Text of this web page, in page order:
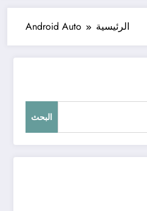
الرئيسية Android Auto
البحث